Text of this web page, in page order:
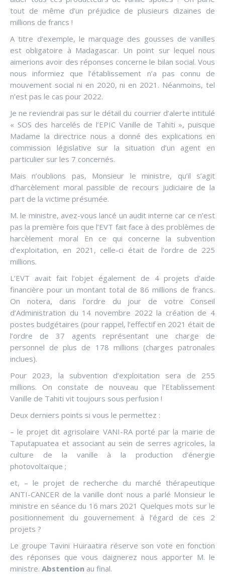
tout de même d’un préjudice de plusieurs dizaines de
millions de francs !
A titre d’exemple, le marquage des gousses de vanilles
est obligatoire à Madagascar. Un point sur lequel nous
aimerions avoir des réponses concerne le bilan social. Vous
nous informiez que l’établissement n’a pas connu de
mouvement social ni en 2020, ni en 2021. Néanmoins, tel
n’est pas le cas pour 2022.
Je ne reviendrai pas sur le détail du courrier d’alerte intitulé
« SOS des harcelés de l’EPIC Vanille de Tahiti », puisque
Madame la directrice nous a donné des explications en
commission législative sur la situation d’un agent en
particulier sur les 7 concernés.
Mais n’oublions pas, Monsieur le ministre, qu’il s’agit
d’harcèlement moral passible de recours judiciaire de la
part de la victime présumée.
M. le ministre, avez-vous lancé un audit interne car ce n’est
pas la première fois que l’EVT fait face à des problèmes de
harcèlement moral En ce qui concerne la subvention
d’exploitation, en 2021, celle-ci était de l’ordre de 225
millions.
L’EVT avait fait l’objet également de 4 projets d’aide
financière pour un montant total de 86 millions de francs.
On notera, dans l’ordre du jour de votre Conseil
d’Administration du 14 novembre 2022 la création de 4
postes budgétaires (pour rappel, l’effectif en 2021 était de
l’ordre de 37 agents représentant une charge de
personnel de plus de 178 millions (charges patronales
inclues).
Pour 2023, la subvention d’exploitation sera de 255
millions. On constate de nouveau que l’Etablissement
Vanille de Tahiti vit toujours sous perfusion !
Deux derniers points si vous le permettez :
– le projet dit agrisolaire VANI-RA porté par la mairie de
Taputapuatea et associant au sein de serres agricoles, la
culture de la vanille à la production d’énergie
photovoltaïque ;
et, – le projet de recherche du marché thérapeutique
ANTI-CANCER de la vanille dont nous a parlé Monsieur le
ministre en séance du 16 mars 2021 Quelques mots sur le
positionnement du gouvernement à l’égard de ces 2
projets ?
Le groupe Tavini Huiraatira réserve son vote en fonction
des réponses que vous daignerez nous apporter M. le
ministre. Abstention au final.